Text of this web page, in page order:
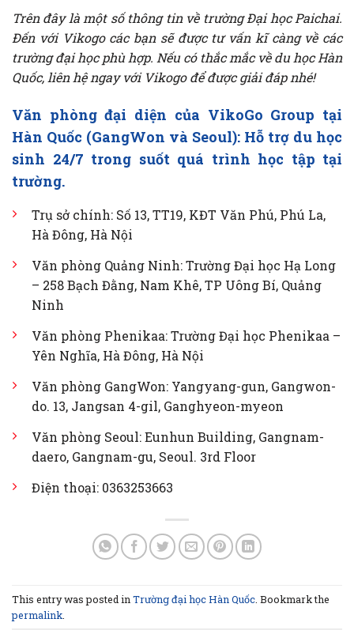
Trên đây là một số thông tin về trường Đại học Paichai.
Đến với Vikogo các bạn sẽ được tư vấn kĩ càng về các
trường đại học phù hợp. Nếu có thắc mắc về du học Hàn
Quốc, liên hệ ngay với Vikogo để được giải đáp nhé!
Văn phòng đại diện của VikoGo Group tại
Hàn Quốc (GangWon và Seoul): Hỗ trợ du học
sinh 24/7 trong suốt quá trình học tập tại
trường.
Trụ sở chính: Số 13, TT19, KĐT Văn Phú, Phú La,
Hà Đông, Hà Nội
Văn phòng Quảng Ninh: Trường Đại học Hạ Long
– 258 Bạch Đằng, Nam Khê, TP Uông Bí, Quảng
Ninh
Văn phòng Phenikaa: Trường Đại học Phenikaa –
Yên Nghĩa, Hà Đông, Hà Nội
Văn phòng GangWon: Yangyang-gun, Gangwon-
do. 13, Jangsan 4-gil, Ganghyeon-myeon
Văn phòng Seoul: Eunhun Building, Gangnam-
daero, Gangnam-gu, Seoul. 3rd Floor
Điện thoại: 0363253663
This entry was posted in Trường đại học Hàn Quốc . Bookmark the
permalink